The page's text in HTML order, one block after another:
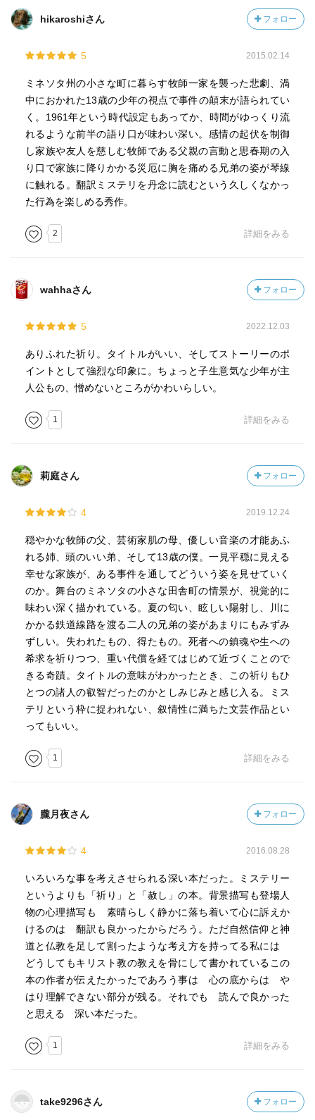
hikaroshiさん フォロー
5 2015.02.14
ミネソタ州の小さな町に暮らす牧師一家を襲った悲劇、渦
中におかれた13歳の少年の視点で事件の顛末が語られてい
く。1961年という時代設定もあってか、時間がゆっくり流
れるような前半の語り口が味わい深い。感情の起伏を制御
し家族や友人を慈しむ牧師である父親の言動と思春期の入
り口で家族に降りかかる災厄に胸を痛める兄弟の姿が琴線
に触れる。翻訳ミステリを丹念に読むという久しくなかっ
た行為を楽しめる秀作。
2 詳細をみる
wahhaさん フォロー
5 2022.12.03
ありふれた祈り。タイトルがいい、そしてストーリーのポ
イントとして強烈な印象に。ちょっと子生意気な少年が主
人公もの、憎めないところがかわいらしい。
1 詳細をみる
莉庭さん フォロー
4 2019.12.24
穏やかな牧師の父、芸術家肌の母、優しい音楽の才能あふ
れる姉、頭のいい弟、そして13歳の僕。一見平穏に見える
幸せな家族が、ある事件を通してどういう姿を見せていく
のか。舞台のミネソタの小さな田舎町の情景が、視覚的に
味わい深く描かれている。夏の匂い、眩しい陽射し、川に
かかる鉄道線路を渡る二人の兄弟の姿があまりにもみずみ
ずしい。失われたもの、得たもの。死者への鎮魂や生への
希求を祈りつつ、重い代償を経てはじめて近づくことので
きる奇蹟。タイトルの意味がわかったとき、この祈りもひ
とつの諸人の叡智だったのかとしみじみと感じ入る。ミス
テリという枠に捉われない、叙情性に満ちた文芸作品とい
ってもいい。
1 詳細をみる
朧月夜さん フォロー
4 2016.08.28
いろいろな事を考えさせられる深い本だった。ミステリー
というよりも「祈り」と「赦し」の本。背景描写も登場人
物の心理描写も 素晴らしく静かに落ち着いて心に訴えか
けるのは 翻訳も良かったからだろう。ただ自然信仰と神
道と仏教を足して割ったような考え方を持ってる私には
どうしてもキリスト教の教えを骨にして書かれているこの
本の作者が伝えたかったであろう事は 心の底からは や
はり理解できない部分が残る。それでも 読んで良かった
と思える 深い本だった。
1 詳細をみる
take9296さん フォロー